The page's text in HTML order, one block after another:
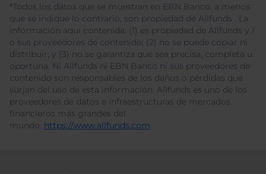
*Todos los datos que se muestran en EBN Banco, a menos
que se indique lo contrario, son propiedad de Allfunds . La
información aquí contenida: (1) es propiedad de Allfunds y /
o sus proveedores de contenido; (2) no se puede copiar ni
distribuir; y (3) no se garantiza que sea precisa, completa u
oportuna. Ni Allfunds ni EBN Banco ni sus proveedores de
contenido son responsables de los daños o pérdidas que
surjan del uso de esta información. Allfunds es uno de los
proveedores de datos e infraestructuras de mercados
financieros más grandes del
mundo. https://www.allfunds.com.